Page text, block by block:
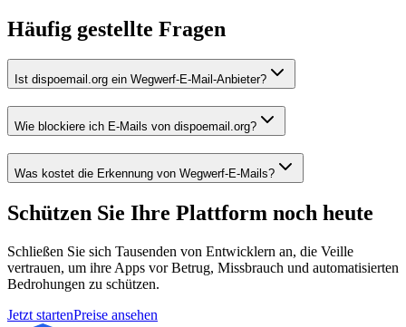
Häufig gestellte Fragen
Ist dispoemail.org ein Wegwerf-E-Mail-Anbieter?
Wie blockiere ich E-Mails von dispoemail.org?
Was kostet die Erkennung von Wegwerf-E-Mails?
Schützen Sie Ihre Plattform noch heute
Schließen Sie sich Tausenden von Entwicklern an, die Veille
vertrauen, um ihre Apps vor Betrug, Missbrauch und automatisierten
Bedrohungen zu schützen.
Jetzt startenPreise ansehen